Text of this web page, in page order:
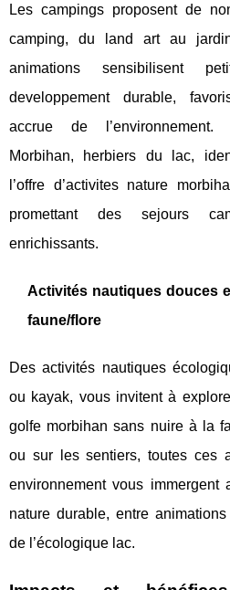
Les campings proposent de
camping, du land art au
animations sensibilisent
developpement durable,
accrue de l’environnement.
Morbihan, herbiers du lac,
l’offre d’activites nature
promettant des sejours
enrichissants.
Activités nautiques douces
faune/flore
Des activités nautiques
ou kayak, vous invitent à
golfe morbihan sans nuire à la
ou sur les sentiers, toutes ces
environnement vous immergent
nature durable, entre
de l’écologique lac.